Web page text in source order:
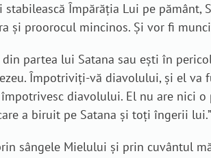
stabilească Împărăția Lui pe
şi proorocul mincinos. Şi vor fi
partea lui Satana sau ești în
Împotriviţi-vă diavolului, şi el
împotrivesc diavolului. El nu are nici
a biruit pe Satana și toți îngerii lui.”
sângele Mielului şi prin cuvântul